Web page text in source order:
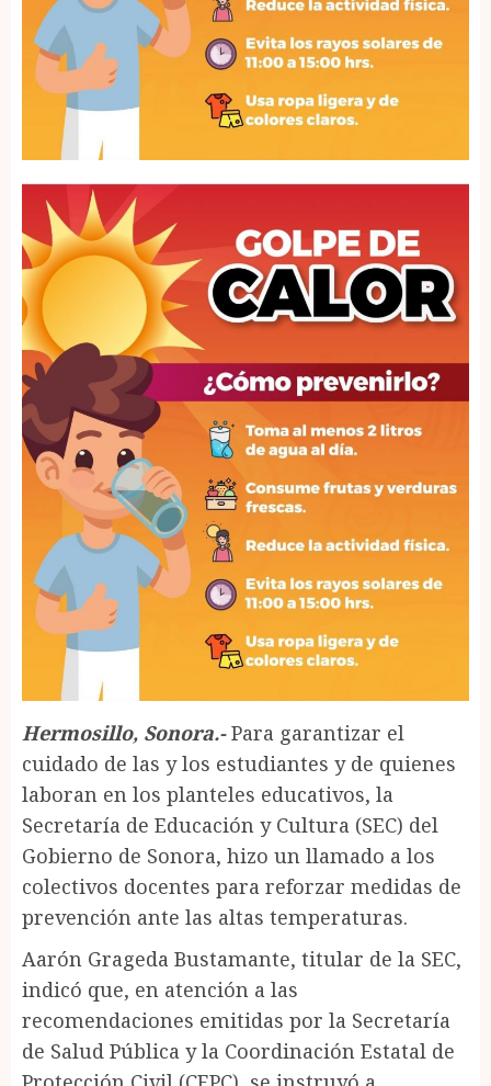
Hermosillo, Sonora.-Para garantizar el
cuidado de las y los estudiantes y de quienes
laboran en los planteles educativos, la
Secretaría de Educación y Cultura (SEC) del
Gobierno de Sonora, hizo un llamado a los
colectivos docentes para reforzar medidas de
prevención ante las altas temperaturas.
Aarón Grageda Bustamante, titular de la SEC,
indicó que, en atención a las
recomendaciones emitidas por la Secretaría
de Salud Pública y la Coordinación Estatal de